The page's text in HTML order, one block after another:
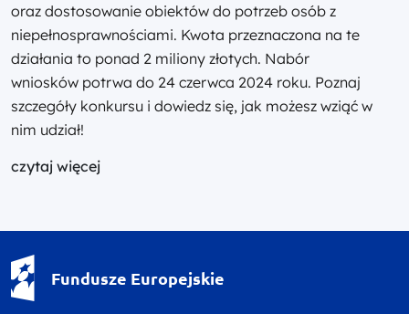
oraz dostosowanie obiektów do potrzeb osób z
niepełnosprawnościami. Kwota przeznaczona na te
działania to ponad 2 miliony złotych. Nabór
wniosków potrwa do 24 czerwca 2024 roku. Poznaj
szczegóły konkursu i dowiedz się, jak możesz wziąć w
nim udział!
czytaj więcej
Fundusze Europejskie